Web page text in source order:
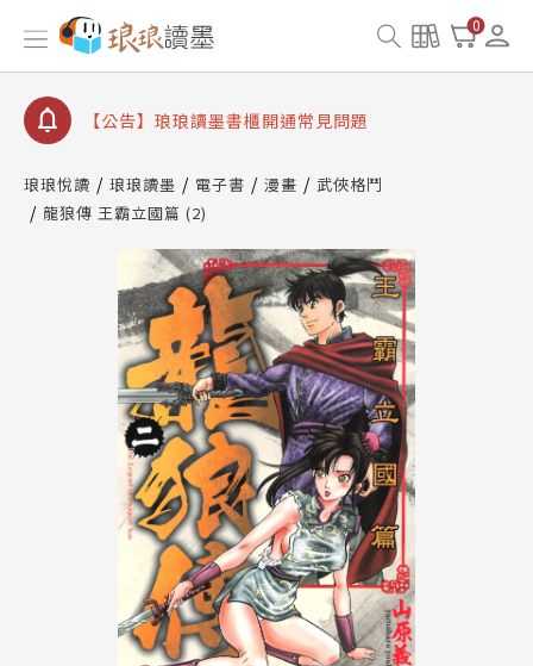
0
【公告】琅琅書店服務升級重要說明及資產合併結果
查詢
【公告】琅琅讀墨數位閱讀資產合併與書櫃開通申請
【公告】琅琅讀墨書櫃開通常見問題
請圖文教學
【公告】琅琅書店服務升級重要說明及資產合併結果
查詢
【公告】琅琅讀墨數位閱讀資產合併與書櫃開通申請
琅琅悅讀 琅琅讀墨 電子書 漫畫
武俠格鬥
龍狼傳 王霸立國篇 (2)